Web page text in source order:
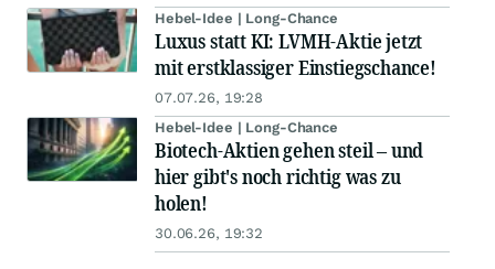
Hebel-Idee | Long-Chance
Luxus statt KI: LVMH-Aktie jetzt
mit erstklassiger Einstiegschance!
07.07.26, 19:28
Hebel-Idee | Long-Chance
Biotech-Aktien gehen steil – und
hier gibt's noch richtig was zu
holen!
30.06.26, 19:32